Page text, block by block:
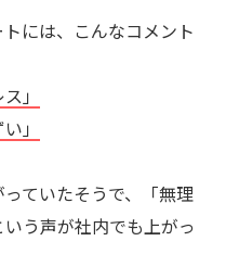
には、こんなコメント
」
」
ていたそうで、「無理
う声が社内でも上がっ